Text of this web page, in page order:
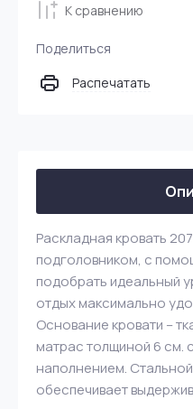
К сравнению
Поделиться
Распечатать
Раскладная кровать
подголовником, с
подобрать идеальный
отдых максимально
Основание кровати –
матрас толщиной 6 см.
наполнением.
обеспечивает